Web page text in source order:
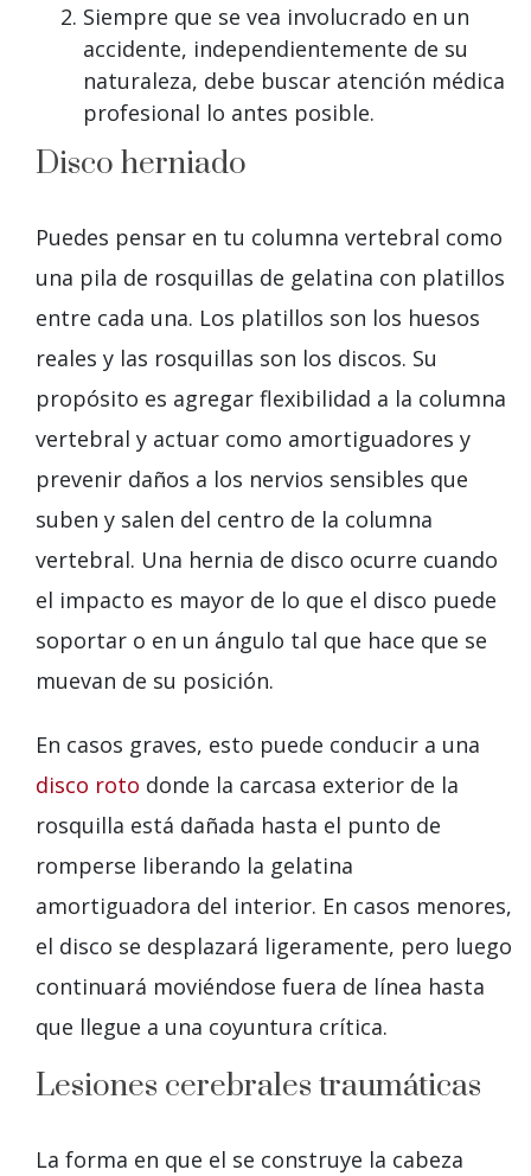
Siempre que se vea involucrado en un
accidente, independientemente de su
naturaleza, debe buscar atención médica
profesional lo antes posible.
Disco herniado
Puedes pensar en tu columna vertebral como
una pila de rosquillas de gelatina con platillos
entre cada una. Los platillos son los huesos
reales y las rosquillas son los discos. Su
propósito es agregar flexibilidad a la columna
vertebral y actuar como amortiguadores y
prevenir daños a los nervios sensibles que
suben y salen del centro de la columna
vertebral. Una hernia de disco ocurre cuando
el impacto es mayor de lo que el disco puede
soportar o en un ángulo tal que hace que se
muevan de su posición.
En casos graves, esto puede conducir a una
disco roto donde la carcasa exterior de la
rosquilla está dañada hasta el punto de
romperse liberando la gelatina
amortiguadora del interior. En casos menores,
el disco se desplazará ligeramente, pero luego
continuará moviéndose fuera de línea hasta
que llegue a una coyuntura crítica.
Lesiones cerebrales traumáticas
La forma en que el se construye la cabeza